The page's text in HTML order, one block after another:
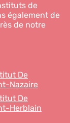
de
également de
de notre
De
Nazaire
De
Herblain